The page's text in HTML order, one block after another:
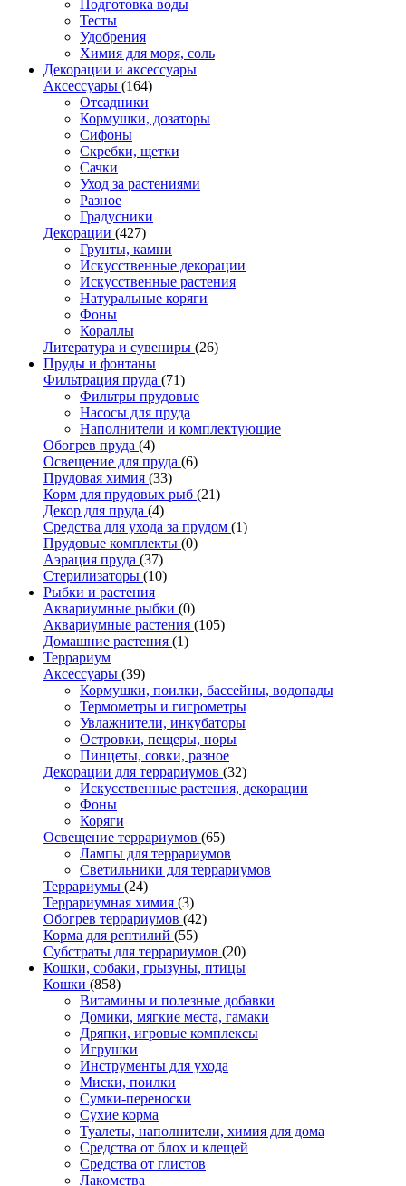
Подготовка воды
Тесты
Удобрения
Химия для моря, соль
Декорации и аксессуары
Аксессуары (164)
Отсадники
Кормушки, дозаторы
Сифоны
Скребки, щетки
Сачки
Уход за растениями
Разное
Градусники
Декорации (427)
Грунты, камни
Искусственные декорации
Искусственные растения
Натуральные коряги
Фоны
Кораллы
Литература и сувениры (26)
Пруды и фонтаны
Фильтрация пруда (71)
Фильтры прудовые
Насосы для пруда
Наполнители и комплектующие
Обогрев пруда (4)
Освещение для пруда (6)
Прудовая химия (33)
Корм для прудовых рыб (21)
Декор для пруда (4)
Средства для ухода за прудом (1)
Прудовые комплекты (0)
Аэрация пруда (37)
Стерилизаторы (10)
Рыбки и растения
Аквариумные рыбки (0)
Аквариумные растения (105)
Домашние растения (1)
Террариум
Аксессуары (39)
Кормушки, поилки, бассейны, водопады
Термометры и гигрометры
Увлажнители, инкубаторы
Островки, пещеры, норы
Пинцеты, совки, разное
Декорации для террариумов (32)
Искусственные растения, декорации
Фоны
Коряги
Освещение террариумов (65)
Лампы для террариумов
Светильники для террариумов
Террариумы (24)
Террариумная химия (3)
Обогрев террариумов (42)
Корма для рептилий (55)
Субстраты для террариумов (20)
Кошки, собаки, грызуны, птицы
Кошки (858)
Витамины и полезные добавки
Домики, мягкие места, гамаки
Дряпки, игровые комплексы
Игрушки
Инструменты для ухода
Миски, поилки
Сумки-переноски
Сухие корма
Туалеты, наполнители, химия для дома
Средства от блох и клещей
Средства от глистов
Лакомства